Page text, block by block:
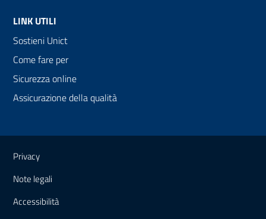
LINK UTILI
Sostieni Unict
Come fare per
Sicurezza online
Assicurazione della qualità
Link e informazioni utili
Privacy
Note legali
Accessibilità